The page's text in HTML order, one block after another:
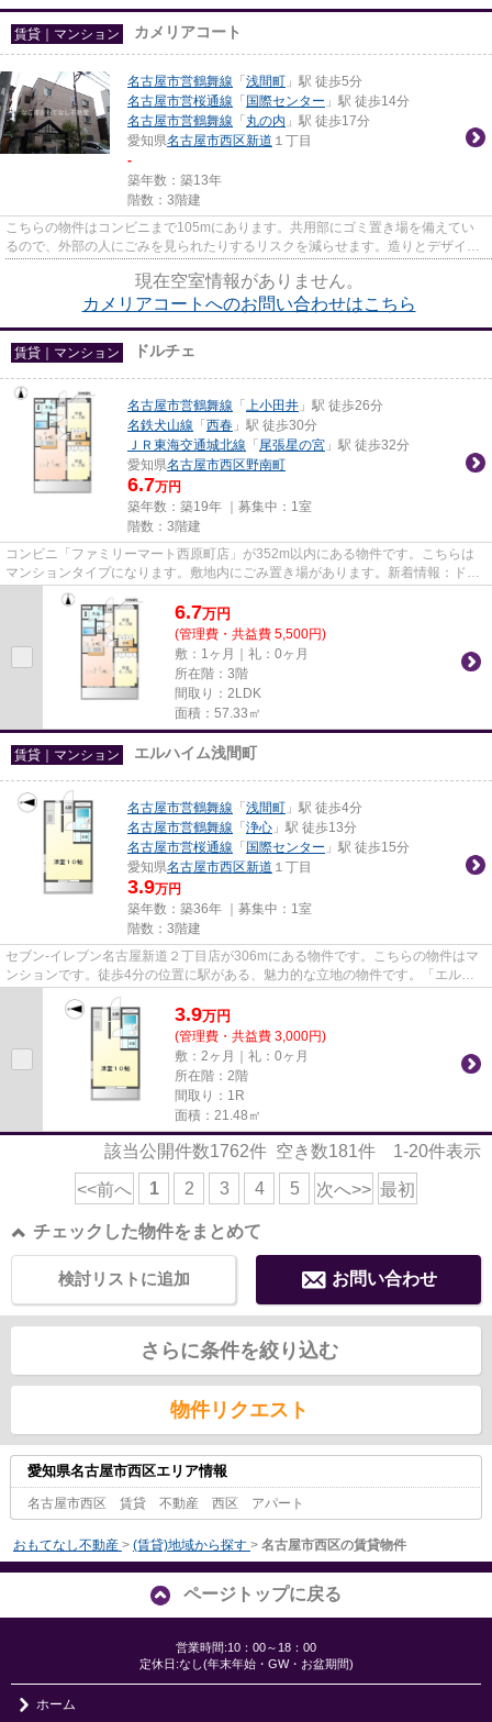
賃貸｜マンション カメリアコート
名古屋市営鶴舞線 「 浅間町 」駅 徒歩5分
名古屋市営桜通線 「 国際センター 」駅 徒歩14分
名古屋市営鶴舞線 「 丸の内 」駅 徒歩17分
愛知県名古屋市西区新道 １丁目
-
築年数：築13年
階数：3階建
こちらの物件はコンビニまで105mにあります。共用部にゴミ置き場を備えてい
るので、外部の人にごみを見られたりするリスクを減らせます。造りとデザイン
現在空室情報がありません。
カメリアコートへのお問い合わせはこちら
賃貸｜マンション ドルチェ
名古屋市営鶴舞線 「 上小田井 」駅 徒歩26分
名鉄犬山線 「 西春 」駅 徒歩30分
ＪＲ東海交通城北線 「 尾張星の宮 」駅 徒歩32分
愛知県名古屋市西区野南町
6.7万円
築年数：築19年 ｜募集中： 1室
階数：3階建
コンビニ「ファミリーマート西原町店」が352m以内にある物件です。こちらは
マンションタイプになります。敷地内にごみ置き場があります。新着情報：ドル
チェの空室情報ならコチラ。名...
6.7万円
(管理費・共益費 5,500円)
敷：1ヶ月｜礼：0ヶ月
所在階：3階
間取り：2LDK
面積：57.33㎡
賃貸｜マンション エルハイム浅間町
名古屋市営鶴舞線 「 浅間町 」駅 徒歩4分
名古屋市営鶴舞線 「 浄心 」駅 徒歩13分
名古屋市営桜通線 「 国際センター 」駅 徒歩15分
愛知県名古屋市西区新道 １丁目
3.9万円
築年数：築36年 ｜募集中： 1室
階数：3階建
セブン-イレブン名古屋新道２丁目店が306mにある物件です。こちらの物件はマ
ンションです。徒歩4分の位置に駅がある、魅力的な立地の物件です。「エルハ
イム浅間町」の物件情報をお探...
3.9万円
(管理費・共益費 3,000円)
敷：2ヶ月｜礼：0ヶ月
所在階：2階
間取り：1R
面積：21.48㎡
該当公開件数1762件 空き数181件 1-20件表示
<<前へ 1 2 3 4 5 次へ>> 最初
チェックした物件をまとめて
お問い合わせ
検討リストに追加
さらに条件を絞り込む
物件リクエスト
愛知県名古屋市西区エリア情報
名古屋市西区 賃貸 不動産 西区 アパート
おもてなし不動産 > (賃貸)地域から探す > 名古屋市西区の賃貸物件
ページトップに戻る
営業時間:10：00～18：00
定休日:なし(年末年始・GW・お盆期間)
ホーム